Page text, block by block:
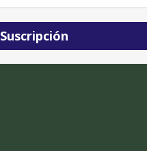
Suscripción